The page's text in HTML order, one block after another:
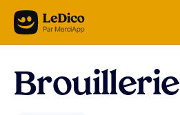
Aller au contenu
Brouillerie